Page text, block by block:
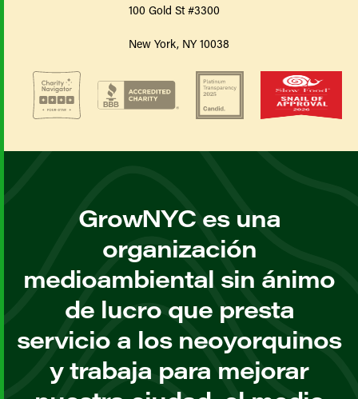
100 Gold St #3300
New York, NY 10038
GrowNYC es una
organización
medioambiental sin ánimo
de lucro que presta
servicio a los neoyorquinos
y trabaja para mejorar